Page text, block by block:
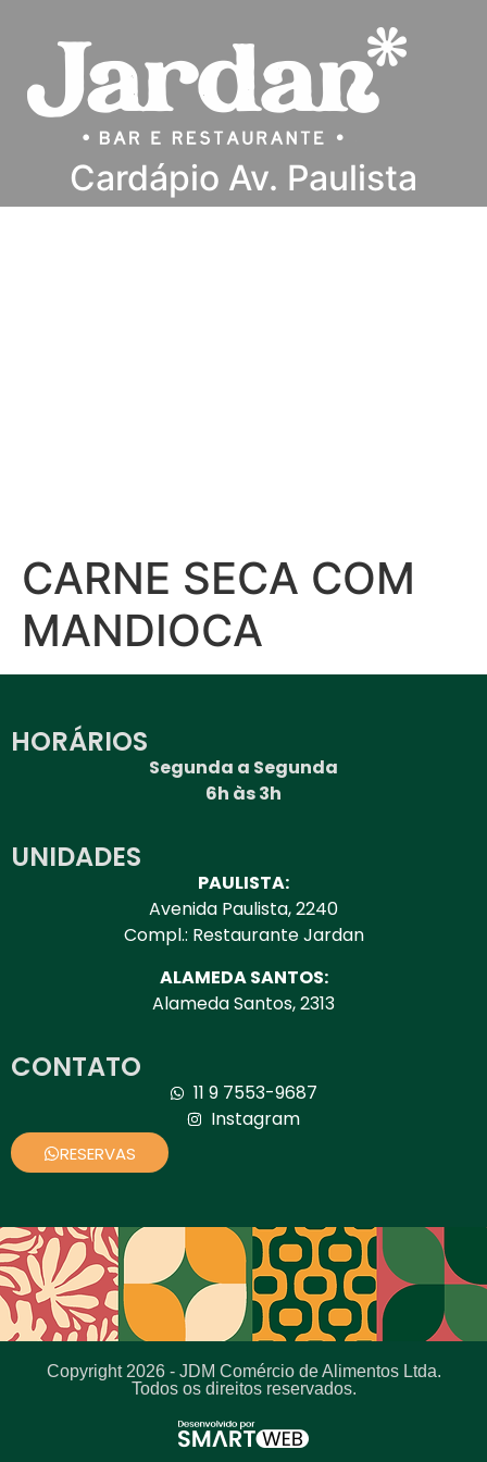
Cardápio Av. Paulista
CARNE SECA COM
MANDIOCA
HORÁRIOS
Segunda a Segunda
6h às 3h
UNIDADES
PAULISTA:
Avenida Paulista, 2240
Compl.: Restaurante Jardan
ALAMEDA SANTOS:
Alameda Santos, 2313
CONTATO
11 9 7553-9687
Instagram
RESERVAS
Copyright 2026 - JDM Comércio de Alimentos Ltda.
Todos os direitos reservados.